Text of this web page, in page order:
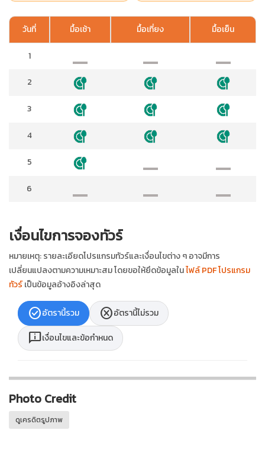
วันที่ มื้อเช้า มื้อเที่ยง มื้อเย็น
1
2
3
4
5
6
เงื่อนไขการจองทัวร์
หมายเหตุ: รายละเอียดโปรแกรมทัวร์และเงื่อนไขต่าง ๆ อาจมีการ
เปลี่ยนแปลงตามความเหมาะสม โดยขอให้ยึดข้อมูลในไฟล์ PDF โปรแกรม
ทัวร์เป็นข้อมูลอ้างอิงล่าสุด
check_circleอัตรานี้รวม cancelอัตรานี้ไม่รวม
chat_infoเงื่อนไขและข้อกำหนด
Photo Credit
ดูเครดิตรูปภาพ